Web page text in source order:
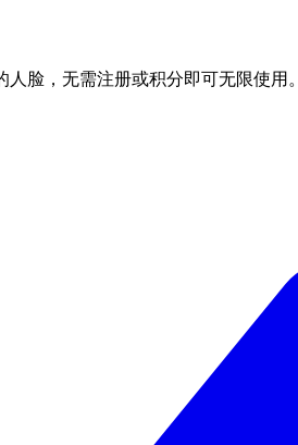
脸，无需注册或积分即可无限使用。